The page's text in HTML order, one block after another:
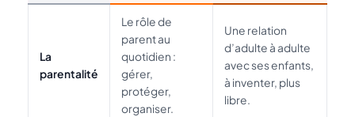
La
parentalité
Le rôle de
parent au
quotidien :
gérer,
protéger,
organiser.
Une relation
d’adulte à adulte
avec ses enfants,
à inventer, plus
libre.